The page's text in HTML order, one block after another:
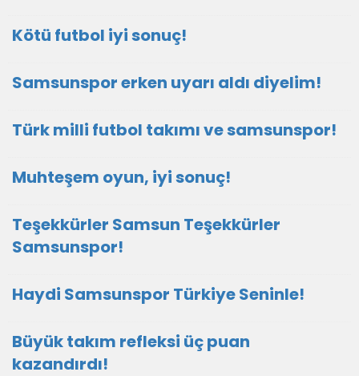
Kötü futbol iyi sonuç!
Samsunspor erken uyarı aldı diyelim!
Türk milli futbol takımı ve samsunspor!
Muhteşem oyun, iyi sonuç!
Teşekkürler Samsun Teşekkürler
Samsunspor!
Haydi Samsunspor Türkiye Seninle!
Büyük takım refleksi üç puan
kazandırdı!